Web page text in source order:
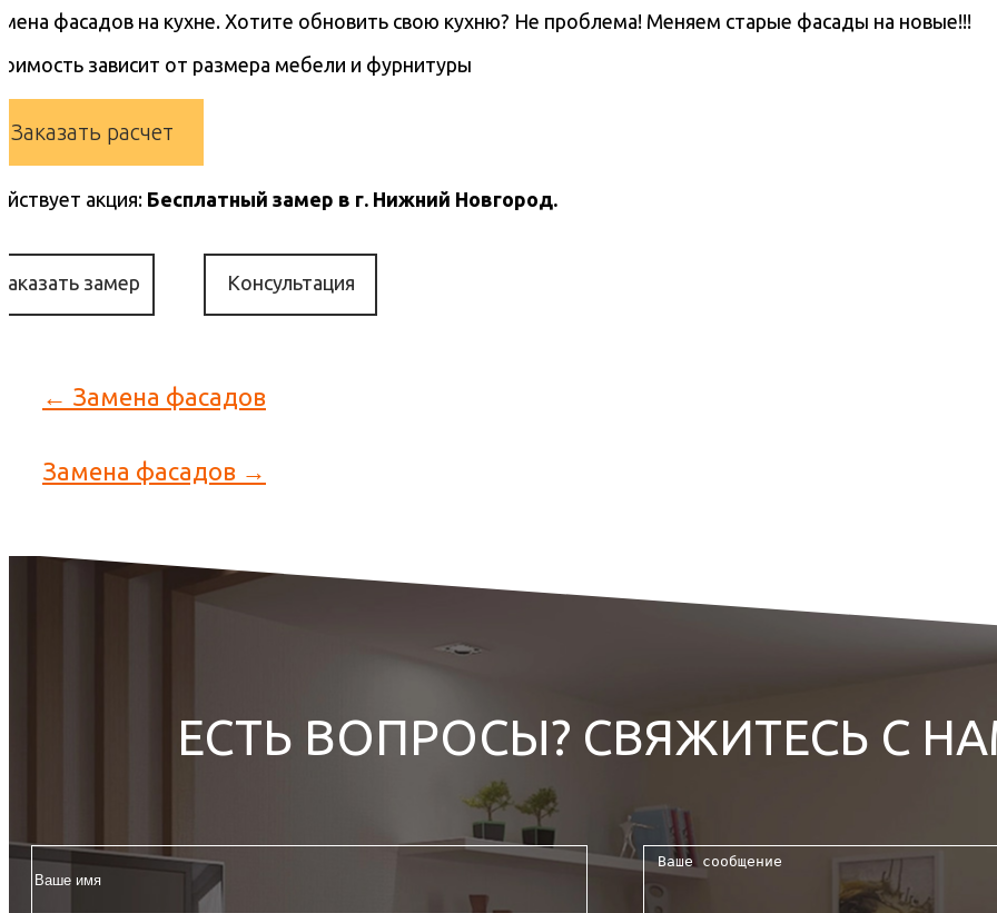
фасадов на кухне. Хотите обновить свою кухню? Не проблема! Меняем старые фасады на новые!!!
зависит от размера мебели и фурнитуры
Заказать расчет
акция: Бесплатный замер в г. Нижний Новгород.
замер Консультация
← Замена фасадов
Замена фасадов →
ЕСТЬ ВОПРОСЫ? СВЯЖИТЕСЬ С